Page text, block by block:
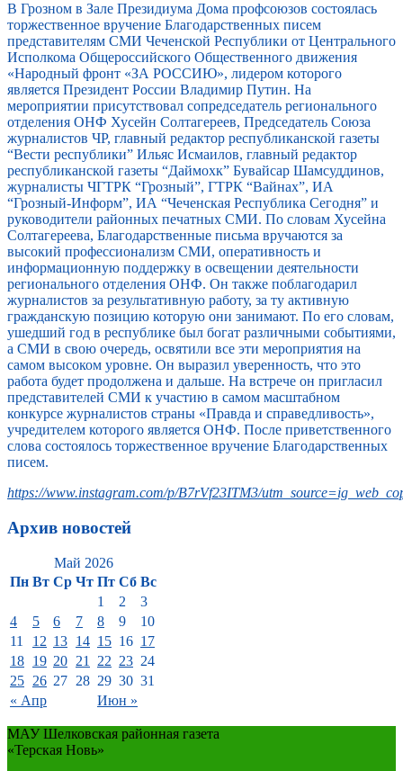
В Грозном в Зале Президиума Дома профсоюзов состоялась
торжественное вручение Благодарственных писем
представителям СМИ Чеченской Республики от Центрального
Исполкома Общероссийского Общественного движения
«Народный фронт «ЗА РОССИЮ», лидером которого
является Президент России Владимир Путин. На
мероприятии присутствовал сопредседатель регионального
отделения ОНФ Хусейн Солтагереев, Председатель Союза
журналистов ЧР, главный редактор республиканской газеты
“Вести республики” Ильяс Исмаилов, главный редактор
республиканской газеты “Даймохк” Бувайсар Шамсуддинов,
журналисты ЧГТРК “Грозный”, ГТРК “Вайнах”, ИА
“Грозный-Информ”, ИА “Чеченская Республика Сегодня” и
руководители районных печатных СМИ. По словам Хусейна
Солтагереева, Благодарственные письма вручаются за
высокий профессионализм СМИ, оперативность и
информационную поддержку в освещении деятельности
регионального отделения ОНФ. Он также поблагодарил
журналистов за результативную работу, за ту активную
гражданскую позицию которую они занимают. По его словам,
ушедший год в республике был богат различными событиями,
а СМИ в свою очередь, освятили все эти мероприятия на
самом высоком уровне. Он выразил уверенность, что это
работа будет продолжена и дальше. На встрече он пригласил
представителей СМИ к участию в самом масштабном
конкурсе журналистов страны «Правда и справедливость»,
учредителем которого является ОНФ. После приветственного
слова состоялось торжественное вручение Благодарственных
писем.
https://www.instagram.com/p/B7rVf23ITM3/
Архив новостей
Май 2026
Пн Вт Ср Чт Пт Сб Вс
« Апр Июн »
1 2
3
4
5 6 7 8 9
10
11
12 13 14 15 16 17
18 19 20 21 22 23 24
25 26 27 28 29 30 31
МАУ Шелковская районная газета
«Терская Новь»